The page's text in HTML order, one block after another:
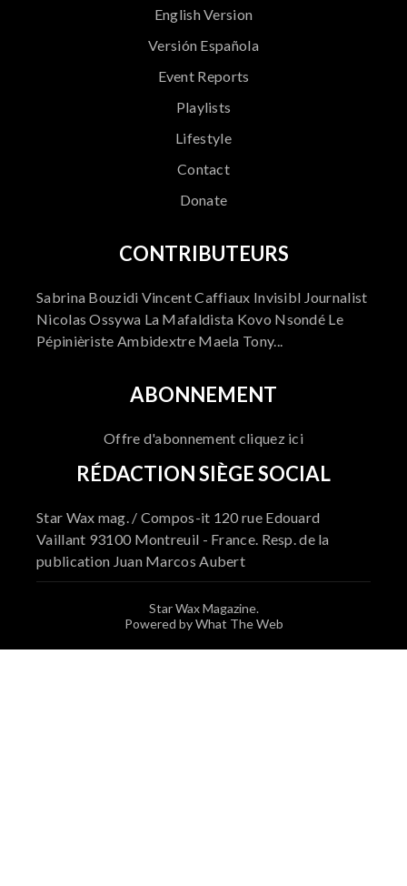
English Version
Versión Española
Event Reports
Playlists
Lifestyle
Contact
Donate
CONTRIBUTEURS
Sabrina Bouzidi Vincent Caffiaux Invisibl Journalist
Nicolas Ossywa La Mafaldista Kovo Nsondé Le
Pépinièriste Ambidextre Maela Tony...
ABONNEMENT
Offre d'abonnement cliquez ici
RÉDACTION SIÈGE SOCIAL
Star Wax mag. / Compos-it 120 rue Edouard
Vaillant 93100 Montreuil - France. Resp. de la
publication Juan Marcos Aubert
Star Wax Magazine.
Powered by What The Web